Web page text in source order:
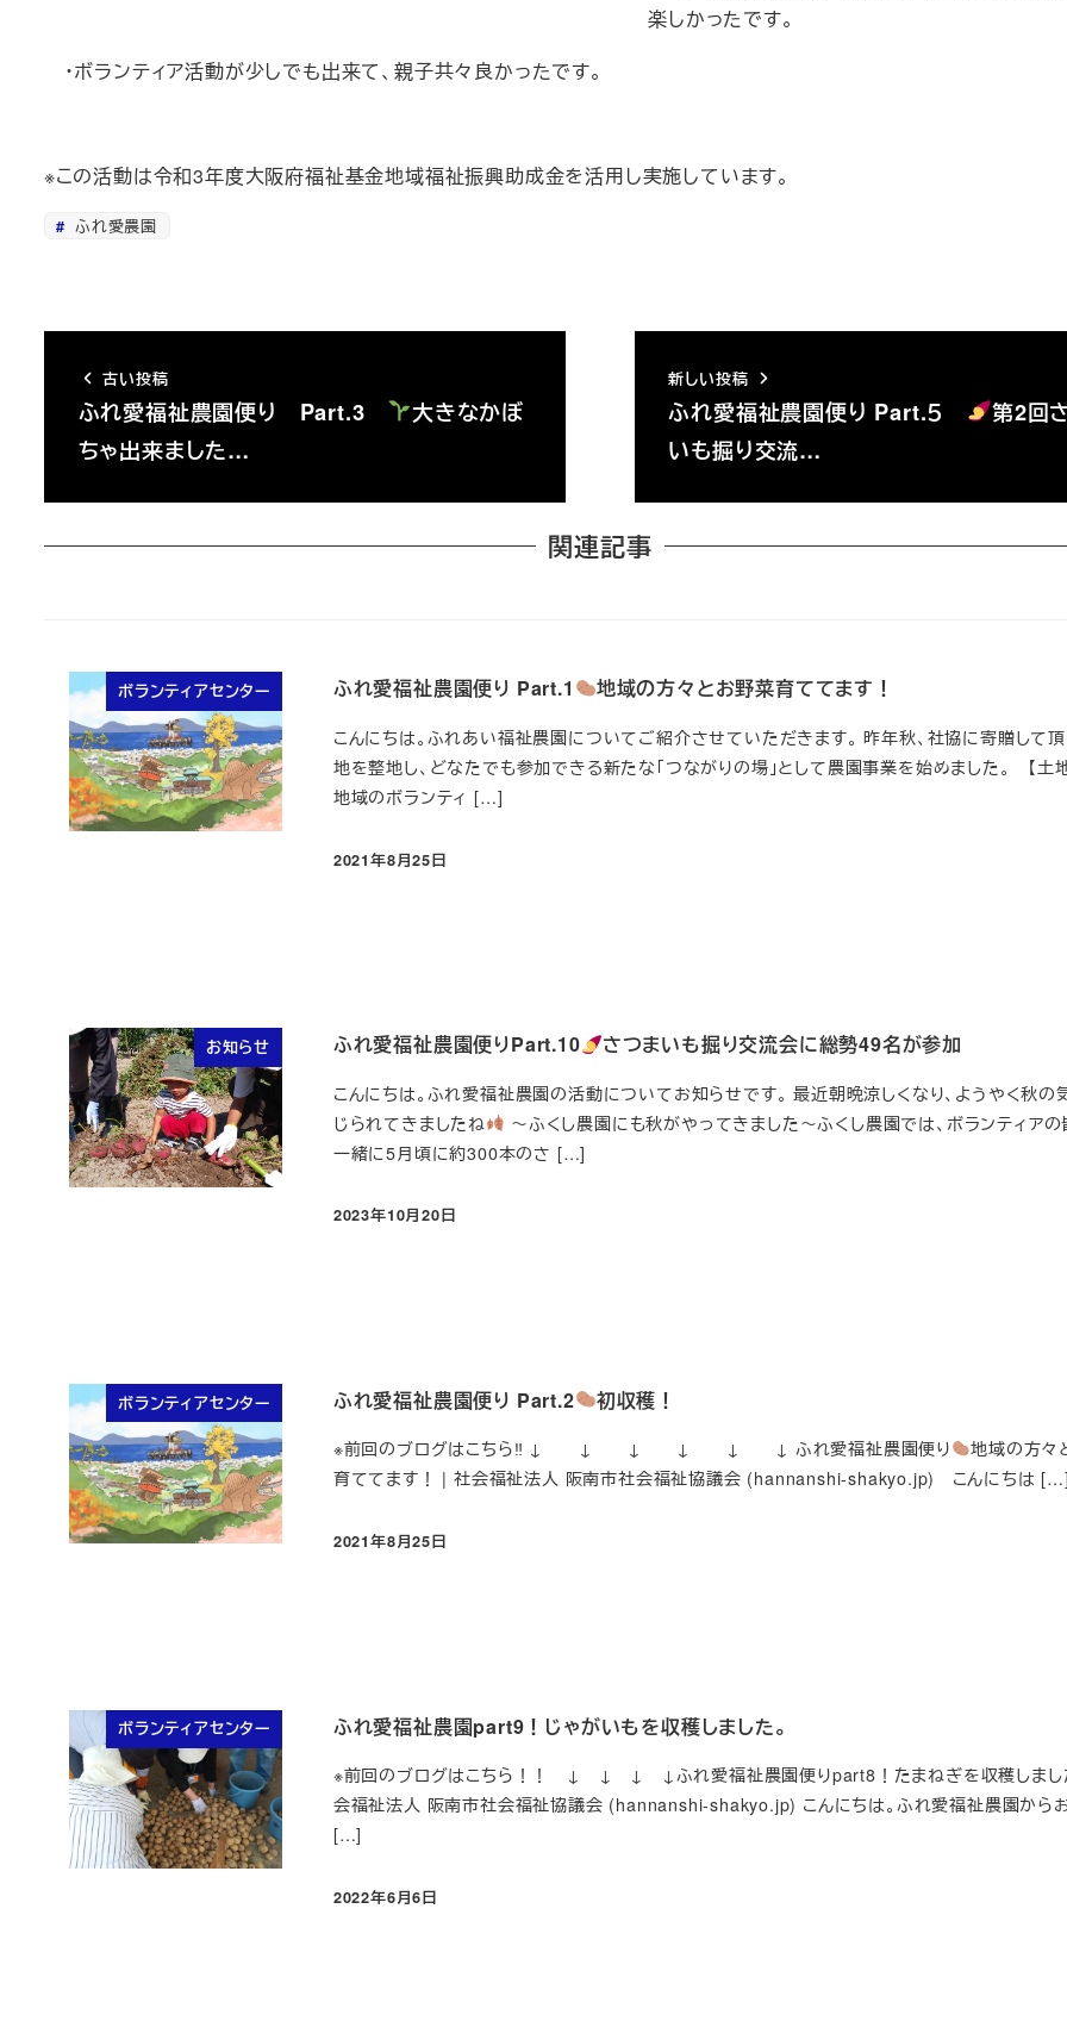
楽しかったです。
・ボランティア活動が少しでも出来て、親子共々良かったです。
※この活動は令和3年度大阪府福祉基金地域福祉振興助成金を活用し実施しています。
ふれ愛農園
古い投稿
ふれ愛福祉農園便り Part.3
大きなかぼ
ちゃ出来ました…
新しい投稿
ふれ愛福祉農園便り Part.５
第2回
いも掘り交流…
関連記事
ボランティアセンター ふれ愛福祉農園便り Part.1 地域の方々とお野菜育ててます！
こんにちは。ふれあい福祉農園についてご紹介させていただきます。 昨年秋、社協に寄贈して
地を整地し、どなたでも参加できる新たな「つながりの場」として農園事業を始めました。 【土
地域のボランティ […]
投稿日
2021年8月25日
お知らせ ふれ愛福祉農園便りPart.10 さつまいも掘り交流会に総勢49名が参加
こんにちは。ふれ愛福祉農園の活動についてお知らせです。 最近朝晩涼しくなり、ようやく秋の
じられてきましたね
～ふくし農園にも秋がやってきました～ふくし農園では、ボランティアの
一緒に5月頃に約300本のさ […]
投稿日
2023年10月20日
ボランティアセンター ふれ愛福祉農園便り Part.2 初収穫！
※前回のブログはこちら‼ ↓ ↓ ↓ ↓ ↓ ↓ ふれ愛福祉農園便り
地域の方々
育ててます！ | 社会福祉法人 阪南市社会福祉協議会 (hannanshi-shakyo.jp) こんにちは […]
投稿日
2021年8月25日
ボランティアセンター ふれ愛福祉農園part9！じゃがいもを収穫しました。
※前回のブログはこちら！！ ↓ ↓ ↓ ↓ふれ愛福祉農園便りpart8！たまねぎを収穫しまし
会福祉法人 阪南市社会福祉協議会 (hannanshi-shakyo.jp) こんにちは。ふれ愛福祉農園から
[…]
投稿日
2022年6月6日